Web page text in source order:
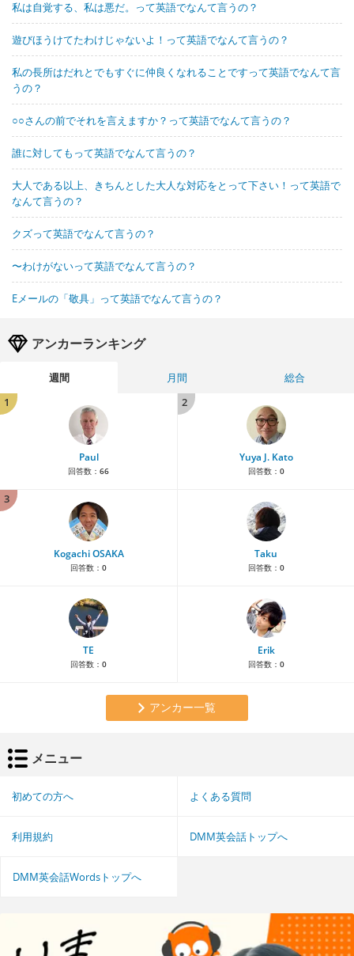
私は自覚する、私は悪だ。って英語でなんて言うの？
遊びほうけてたわけじゃないよ！って英語でなんて言うの？
私の長所はだれとでもすぐに仲良くなれることですって英語でなんて言
うの？
○○さんの前でそれを言えますか？って英語でなんて言うの？
誰に対してもって英語でなんて言うの？
大人である以上、きちんとした大人な対応をとって下さい！って英語で
なんて言うの？
クズって英語でなんて言うの？
〜わけがないって英語でなんて言うの？
Eメールの「敬具」って英語でなんて言うの？
アンカーランキング
週間 月間
総合
1
Paul
回答数： 66
2
Yuya J. Kato
回答数： 0
3
Kogachi OSAKA
回答数： 0
Taku
回答数： 0
TE
回答数： 0
Erik
回答数： 0
アンカー一覧
メニュー
初めての方へ よくある質問
利用規約 DMM英会話トップへ
DMM英会話Wordsトップへ